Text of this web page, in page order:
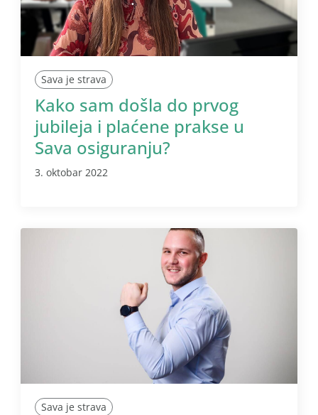
Sava je strava
Kako sam došla do prvog
jubileja i plaćene prakse u
Sava osiguranju?
3. oktobar 2022
Sava je strava